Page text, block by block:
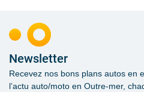
Newsletter
Recevez nos bons plans autos en
l’actu auto/moto en Outre-mer,